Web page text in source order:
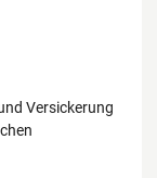
Versickerung